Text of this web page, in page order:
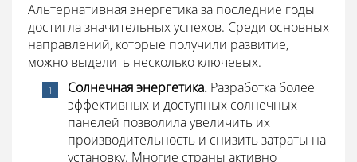
Альтернативная энергетика за последние годы
достигла значительных успехов. Среди основных
направлений, которые получили развитие,
можно выделить несколько ключевых.
Солнечная энергетика. Разработка более
эффективных и доступных солнечных
панелей позволила увеличить их
производительность и снизить затраты на
установку. Многие страны активно